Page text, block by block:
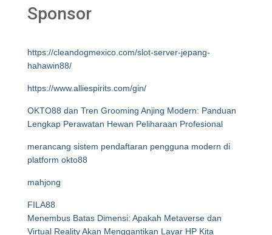
Sponsor
https://cleandogmexico.com/slot-server-jepang-
hahawin88/
https://www.alliespirits.com/gin/
OKTO88 dan Tren Grooming Anjing Modern: Panduan
Lengkap Perawatan Hewan Peliharaan Profesional
merancang sistem pendaftaran pengguna modern di
platform okto88
mahjong
FILA88
Menembus Batas Dimensi: Apakah Metaverse dan
Virtual Reality Akan Menggantikan Layar HP Kita